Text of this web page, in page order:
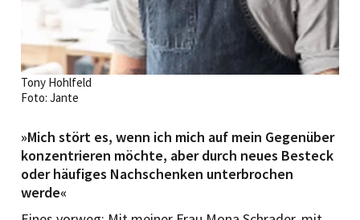
Tony Hohlfeld
Foto: Jante
»Mich stört es, wenn ich mich auf mein Gegenüber
konzentrieren möchte, aber durch neues Besteck
oder häufiges Nachschenken unterbrochen
werde«